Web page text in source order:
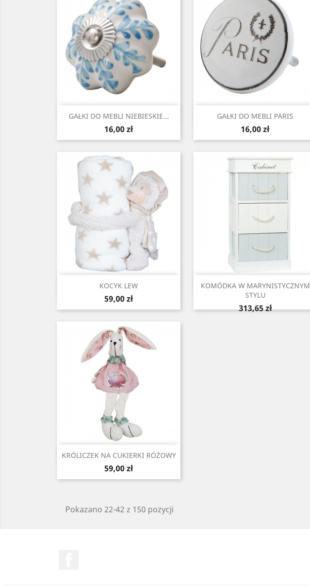
GAŁKI DO MEBLI NIEBIESKIE...
Cena
16,00 zł
Szybki podgląd GAŁKI DO MEBLI PARIS
Cena
16,00 zł
Szybki podgląd
KOCYK LEW
Cena
59,00 zł
Szybki podgląd
KOMÓDKA W MARYNISTYCZNYM
STYLU
Cena
313,65 zł
Szybki podgląd
KRÓLICZEK NA CUKIERKI RÓŻOWY
Cena
59,00 zł
Szybki podgląd
Pokazano 22-42 z 150 pozycji